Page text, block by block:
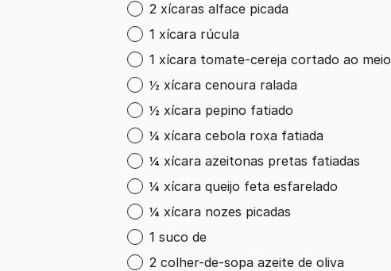
2 xícaras alface picada
1 xícara rúcula
1 xícara tomate-cereja cortado ao meio
½ xícara cenoura ralada
½ xícara pepino fatiado
¼ xícara cebola roxa fatiada
¼ xícara azeitonas pretas fatiadas
¼ xícara queijo feta esfarelado
¼ xícara nozes picadas
1 suco de
2 colher-de-sopa azeite de oliva